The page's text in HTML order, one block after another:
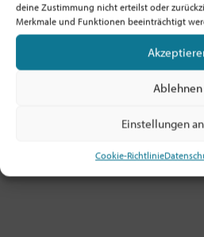
deine Zustimmung nicht erteilst oder
Merkmale und Funktionen beeinträchtigt
Ablehnen
Einstellungen
Cookie-Richtlinie